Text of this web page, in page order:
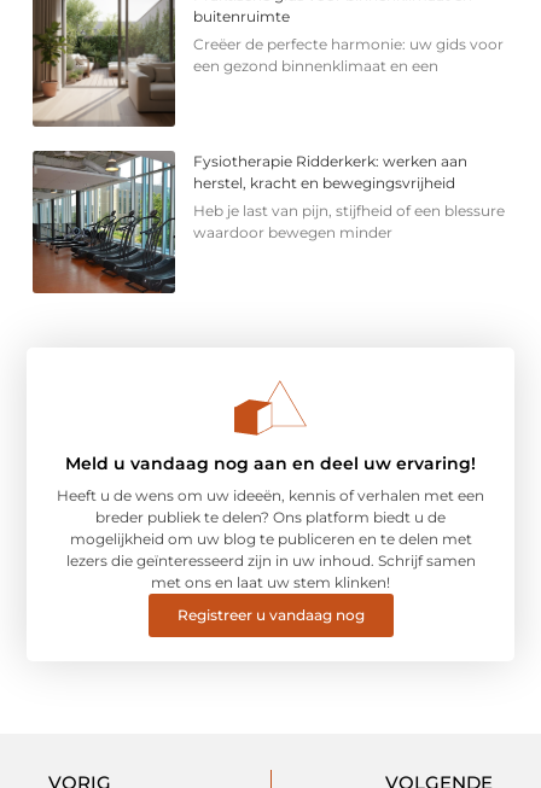
buitenruimte
Creëer de perfecte harmonie: uw gids voor
een gezond binnenklimaat en een
Fysiotherapie Ridderkerk: werken aan
herstel, kracht en bewegingsvrijheid
Heb je last van pijn, stijfheid of een blessure
waardoor bewegen minder
Meld u vandaag nog aan en deel uw ervaring!
Heeft u de wens om uw ideeën, kennis of verhalen met een
breder publiek te delen? Ons platform biedt u de
mogelijkheid om uw blog te publiceren en te delen met
lezers die geïnteresseerd zijn in uw inhoud. Schrijf samen
met ons en laat uw stem klinken!
Registreer u vandaag nog
VORIG VOLGENDE